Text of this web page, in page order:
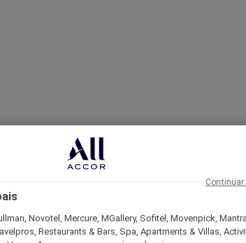
Novotel, Mercure, MGallery, Sofitel, Movenpick,
Restaurants & Bars, Spa, Apartments & Villas,